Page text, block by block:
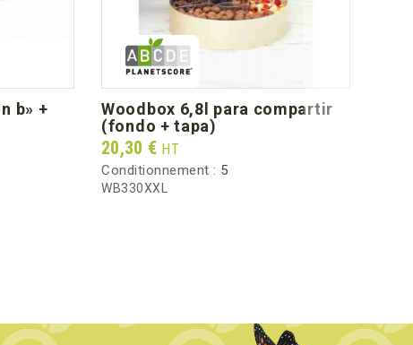
woodbox 6,8l para compartir
(fondo + tapa)
Prix
20,30 € HT
Conditionnement : 5
WB330XXL